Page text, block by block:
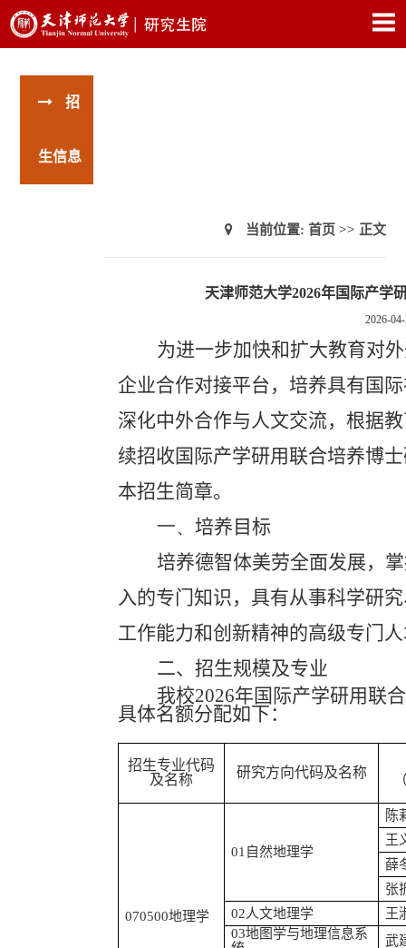
招
生信息
当前位置: 首页 >> 正文
天津师范大学2026年国际产学
2026-
为进一步加快和扩大教育对
企业合作对接平台，培养具有国
深化中外合作与人文交流，根据
续招收国际产学研用联合培养博
本招生简章。
一、 培养目标
培养德智体美劳全面发展，
入的专门知识，具有从事科学研
工作能力和创新精神的高级专门
二、招生规模及专业
我校2026年国际产学研用联
具体名额分配如下：
招生专业代码
及名称
研究方向代码及名称
070500地理学
01 自然地理学
陈
王
薛
张
02人文地理学
王
03地图学与地理信息系
武